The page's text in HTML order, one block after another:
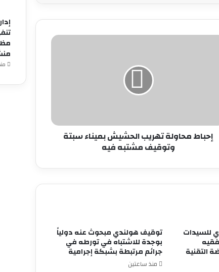
إحباط محاولة تهريب الحشيش بميناء سبتة
وتوقيف مشتبه فيه
للسيدات
التقنية
توقيف هولندي مبحوث عنه دولياً
بوجدة للاشتباه في تورطه في
جرائم مرتبطة بشبكة إجرامية
منذ ساعتين